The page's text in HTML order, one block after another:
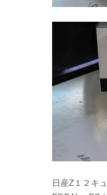
日産Z１２キ